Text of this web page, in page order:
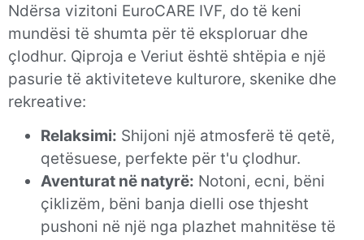
Ndërsa vizitoni EuroCARE IVF, do të keni
mundësi të shumta për të eksploruar dhe
çlodhur. Qiproja e Veriut është shtëpia e një
pasurie të aktiviteteve kulturore, skenike dhe
rekreative:
Relaksimi: Shijoni një atmosferë të qetë,
qetësuese, perfekte për t'u çlodhur.
Aventurat në natyrë: Notoni, ecni, bëni
çiklizëm, bëni banja dielli ose thjesht
pushoni në një nga plazhet mahnitëse të